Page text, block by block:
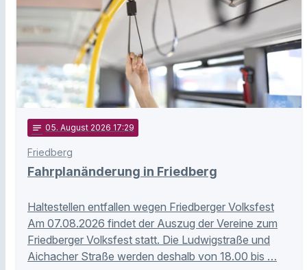
notes 05. August 2026 17:29
Friedberg
Fahrplanänderung in Friedberg
Haltestellen entfallen wegen Friedberger Volksfest
Am 07.08.2026 findet der Auszug der Vereine zum
Friedberger Volksfest statt. Die Ludwigstraße und
Aichacher Straße werden deshalb von 18.00 bis …